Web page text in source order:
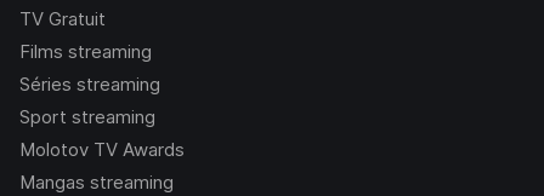
TV Gratuit
Films streaming
Séries streaming
Sport streaming
Molotov TV Awards
Mangas streaming